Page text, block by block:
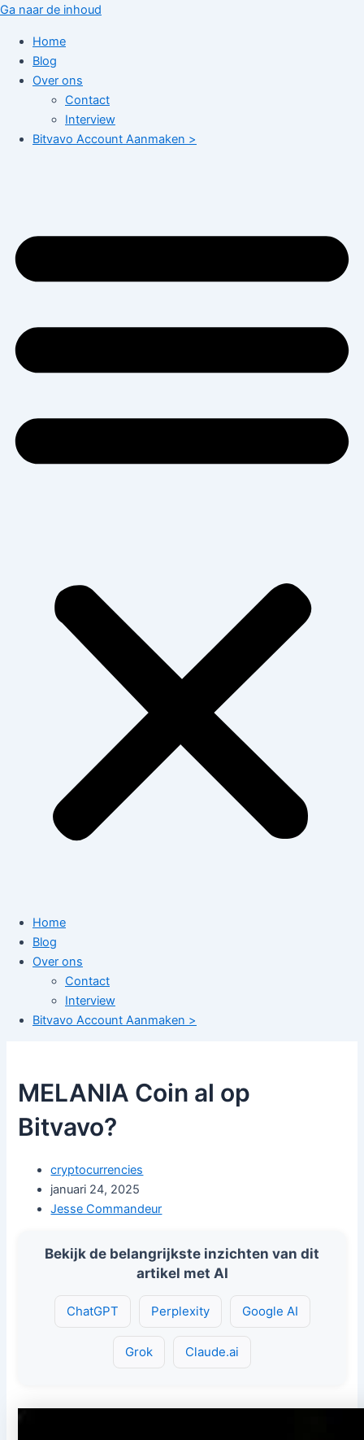
Ga naar de inhoud
Home
Blog
Over ons
Contact
Interview
Bitvavo Account Aanmaken >
Home
Blog
Over ons
Contact
Interview
Bitvavo Account Aanmaken >
MELANIA Coin al op
Bitvavo?
cryptocurrencies
januari 24, 2025
Jesse Commandeur
Bekijk de belangrijkste inzichten van dit
artikel met AI
ChatGPT Perplexity Google AI
Grok Claude.ai